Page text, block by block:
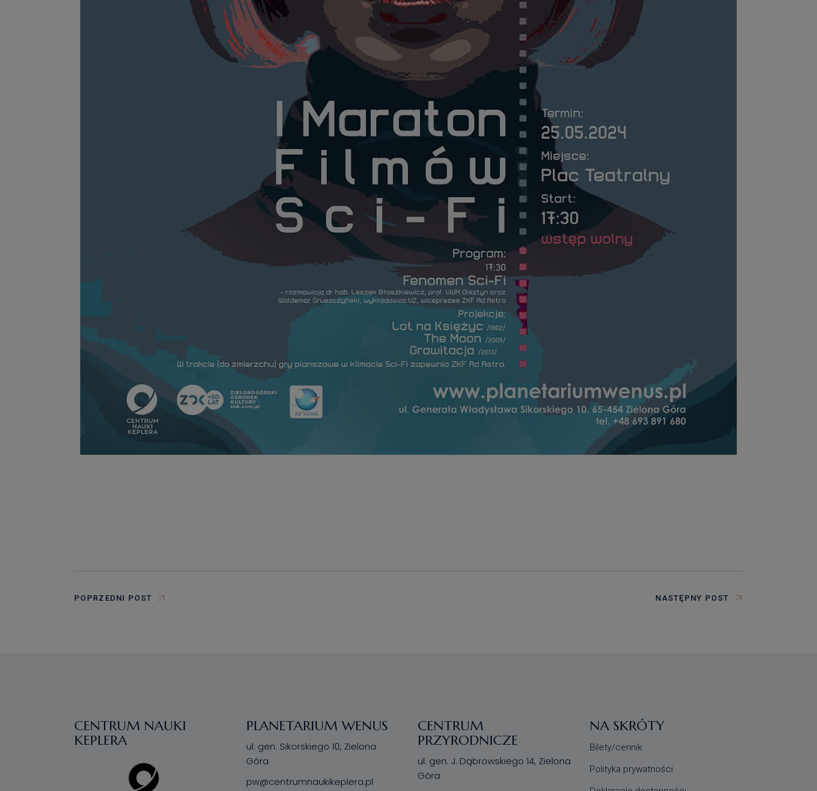
POPRZEDNI POST NASTĘPNY POST
CENTRUM NAUKI
KEPLERA
PLANETARIUM WENUS
ul. gen. Sikorskiego 10, Zielona
Góra
pw@centrumnaukikeplera.pl
CENTRUM
PRZYRODNICZE
ul. gen. J. Dąbrowskiego 14, Zielona
Góra
NA SKRÓTY
Bilety/cennik
Polityka prywatności